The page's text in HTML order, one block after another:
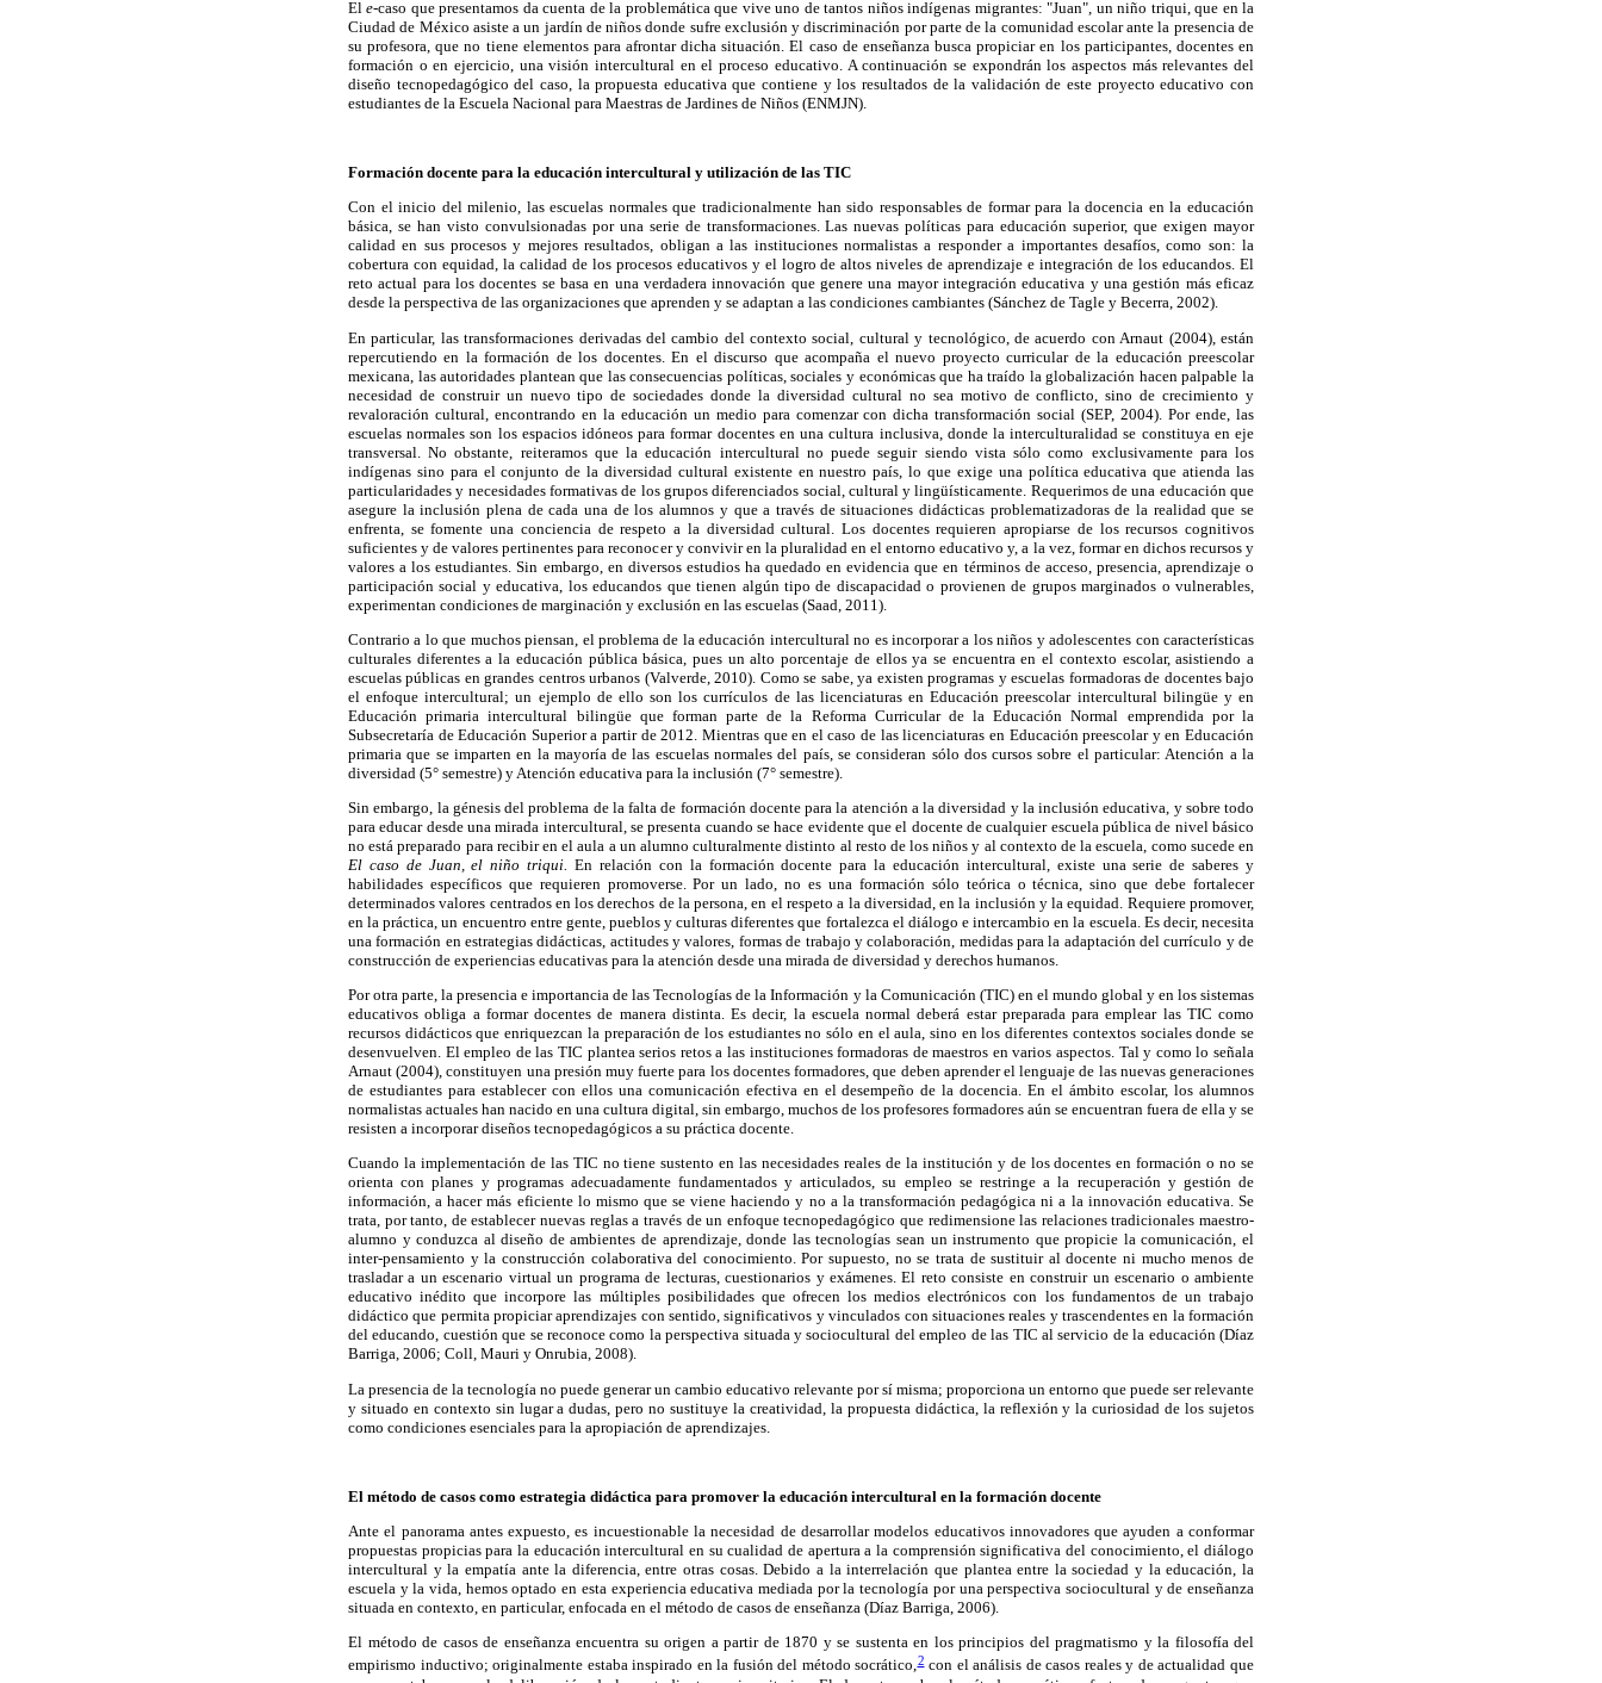
Ele-caso que presentamos da cuenta de la problemática que vive uno de tantos niños indígenas migrantes: "Juan", un niño triqui, que en la
Ciudad de México asiste a un jardín de niños donde sufre exclusión y discriminación por parte de la comunidad escolar ante la presencia de
su profesora, que no tiene elementos para afrontar dicha situación. El caso de enseñanza busca propiciar en los participantes, docentes en
formación o en ejercicio, una visión intercultural en el proceso educativo. A continuación se expondrán los aspectos más relevantes del
diseño tecnopedagógico del caso, la propuesta educativa que contiene y los resultados de la validación de este proyecto educativo con
estudiantes de la Escuela Nacional para Maestras de Jardines de Niños (ENMJN).
Formación docente para la educación intercultural y utilización de las TIC
Con el inicio del milenio, las escuelas normales que tradicionalmente han sido responsables de formar para la docencia en la educación
básica, se han visto convulsionadas por una serie de transformaciones. Las nuevas políticas para educación superior, que exigen mayor
calidad en sus procesos y mejores resultados, obligan a las instituciones normalistas a responder a importantes desafíos, como son: la
cobertura con equidad, la calidad de los procesos educativos y el logro de altos niveles de aprendizaje e integración de los educandos. El
reto actual para los docentes se basa en una verdadera innovación que genere una mayor integración educativa y una gestión más eficaz
desde la perspectiva de las organizaciones que aprenden y se adaptan a las condiciones cambiantes (Sánchez de Tagle y Becerra, 2002).
En particular, las transformaciones derivadas del cambio del contexto social, cultural y tecnológico, de acuerdo con Arnaut (2004), están
repercutiendo en la formación de los docentes. En el discurso que acompaña el nuevo proyecto curricular de la educación preescolar
mexicana, las autoridades plantean que las consecuencias políticas, sociales y económicas que ha traído la globalización hacen palpable la
necesidad de construir un nuevo tipo de sociedades donde la diversidad cultural no sea motivo de conflicto, sino de crecimiento y
revaloración cultural, encontrando en la educación un medio para comenzar con dicha transformación social (SEP, 2004). Por ende, las
escuelas normales son los espacios idóneos para formar docentes en una cultura inclusiva, donde la interculturalidad se constituya en eje
transversal. No obstante, reiteramos que la educación intercultural no puede seguir siendo vista sólo como exclusivamente para los
indígenas sino para el conjunto de la diversidad cultural existente en nuestro país, lo que exige una política educativa que atienda las
particularidades y necesidades formativas de los grupos diferenciados social, cultural y lingüísticamente. Requerimos de una educación que
asegure la inclusión plena de cada una de los alumnos y que a través de situaciones didácticas problematizadoras de la realidad que se
enfrenta, se fomente una conciencia de respeto a la diversidad cultural. Los docentes requieren apropiarse de los recursos cognitivos
suficientes y de valores pertinentes para reconocer y convivir en la pluralidad en el entorno educativo y, a la vez, formar en dichos recursos y
valores a los estudiantes. Sin embargo, en diversos estudios ha quedado en evidencia que en términos de acceso, presencia, aprendizaje o
participación social y educativa, los educandos que tienen algún tipo de discapacidad o provienen de grupos marginados o vulnerables,
experimentan condiciones de marginación y exclusión en las escuelas (Saad, 2011).
Contrario a lo que muchos piensan, el problema de la educación intercultural no es incorporar a los niños y adolescentes con características
culturales diferentes a la educación pública básica, pues un alto porcentaje de ellos ya se encuentra en el contexto escolar, asistiendo a
escuelas públicas en grandes centros urbanos (Valverde, 2010). Como se sabe, ya existen programas y escuelas formadoras de docentes bajo
el enfoque intercultural; un ejemplo de ello son los currículos de las licenciaturas en Educación preescolar intercultural bilingüe y en
Educación primaria intercultural bilingüe que forman parte de la Reforma Curricular de la Educación Normal emprendida por la
Subsecretaría de Educación Superior a partir de 2012. Mientras que en el caso de las licenciaturas en Educación preescolar y en Educación
primaria que se imparten en la mayoría de las escuelas normales del país, se consideran sólo dos cursos sobre el particular: Atención a la
diversidad (5° semestre) y Atención educativa para la inclusión (7° semestre).
Sin embargo, la génesis del problema de la falta de formación docente para la atención a la diversidad y la inclusión educativa, y sobre todo
para educar desde una mirada intercultural, se presenta cuando se hace evidente que el docente de cualquier escuela pública de nivel básico
no está preparado para recibir en el aula a un alumno culturalmente distinto al resto de los niños y al contexto de la escuela, como sucede en
El caso de Juan, el niño triqui. En relación con la formación docente para la educación intercultural, existe una serie de saberes y
habilidades específicos que requieren promoverse. Por un lado, no es una formación sólo teórica o técnica, sino que debe fortalecer
determinados valores centrados en los derechos de la persona, en el respeto a la diversidad, en la inclusión y la equidad. Requiere promover,
en la práctica, un encuentro entre gente, pueblos y culturas diferentes que fortalezca el diálogo e intercambio en la escuela. Es decir, necesita
una formación en estrategias didácticas, actitudes y valores, formas de trabajo y colaboración, medidas para la adaptación del currículo y de
construcción de experiencias educativas para la atención desde una mirada de diversidad y derechos humanos.
Por otra parte, la presencia e importancia de las Tecnologías de la Información y la Comunicación (TIC) en el mundo global y en los sistemas
educativos obliga a formar docentes de manera distinta. Es decir, la escuela normal deberá estar preparada para emplear las TIC como
recursos didácticos que enriquezcan la preparación de los estudiantes no sólo en el aula, sino en los diferentes contextos sociales donde se
desenvuelven. El empleo de las TIC plantea serios retos a las instituciones formadoras de maestros en varios aspectos. Tal y como lo señala
Arnaut (2004), constituyen una presión muy fuerte para los docentes formadores, que deben aprender el lenguaje de las nuevas generaciones
de estudiantes para establecer con ellos una comunicación efectiva en el desempeño de la docencia. En el ámbito escolar, los alumnos
normalistas actuales han nacido en una cultura digital, sin embargo, muchos de los profesores formadores aún se encuentran fuera de ella y se
resisten a incorporar diseños tecnopedagógicos a su práctica docente.
Cuando la implementación de las TIC no tiene sustento en las necesidades reales de la institución y de los docentes en formación o no se
orienta con planes y programas adecuadamente fundamentados y articulados, su empleo se restringe a la recuperación y gestión de
información, a hacer más eficiente lo mismo que se viene haciendo y no a la transformación pedagógica ni a la innovación educativa. Se
trata, por tanto, de establecer nuevas reglas a través de un enfoque tecnopedagógico que redimensione las relaciones tradicionales maestro-
alumno y conduzca al diseño de ambientes de aprendizaje, donde las tecnologías sean un instrumento que propicie la comunicación, el
inter-pensamiento y la construcción colaborativa del conocimiento. Por supuesto, no se trata de sustituir al docente ni mucho menos de
trasladar a un escenario virtual un programa de lecturas, cuestionarios y exámenes. El reto consiste en construir un escenario o ambiente
educativo inédito que incorpore las múltiples posibilidades que ofrecen los medios electrónicos con los fundamentos de un trabajo
didáctico que permita propiciar aprendizajes con sentido, significativos y vinculados con situaciones reales y trascendentes en la formación
del educando, cuestión que se reconoce como la perspectiva situada y sociocultural del empleo de las TIC al servicio de la educación (Díaz
Barriga, 2006; Coll, Mauri y Onrubia, 2008).
La presencia de la tecnología no puede generar un cambio educativo relevante por sí misma; proporciona un entorno que puede ser relevante
y situado en contexto sin lugar a dudas, pero no sustituye la creatividad, la propuesta didáctica, la reflexión y la curiosidad de los sujetos
como condiciones esenciales para la apropiación de aprendizajes.
El método de casos como estrategia didáctica para promover la educación intercultural en la formación docente
Ante el panorama antes expuesto, es incuestionable la necesidad de desarrollar modelos educativos innovadores que ayuden a conformar
propuestas propicias para la educación intercultural en su cualidad de apertura a la comprensión significativa del conocimiento, el diálogo
intercultural y la empatía ante la diferencia, entre otras cosas. Debido a la interrelación que plantea entre la sociedad y la educación, la
escuela y la vida, hemos optado en esta experiencia educativa mediada por la tecnología por una perspectiva sociocultural y de enseñanza
situada en contexto, en particular, enfocada en el método de casos de enseñanza (Díaz Barriga, 2006).
El método de casos de enseñanza encuentra su origen a partir de 1870 y se sustenta en los principios del pragmatismo y la filosofía del
empirismo inductivo; originalmente estaba inspirado en la fusión del método socrático,2con el análisis de casos reales y de actualidad que